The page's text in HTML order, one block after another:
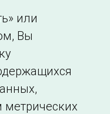
об
или
Вы
метрических